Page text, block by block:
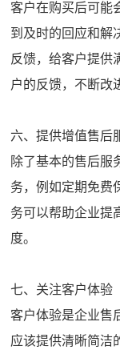
客户在购买后可能
到及时的回应和解
反馈，给客户提供
户的反馈，不断改
六、提供增值售后
除了基本的售后服
务，例如定期免费
务可以帮助企业提
度。
七、关注客户体验
客户体验是企业售
应该提供清晰简洁